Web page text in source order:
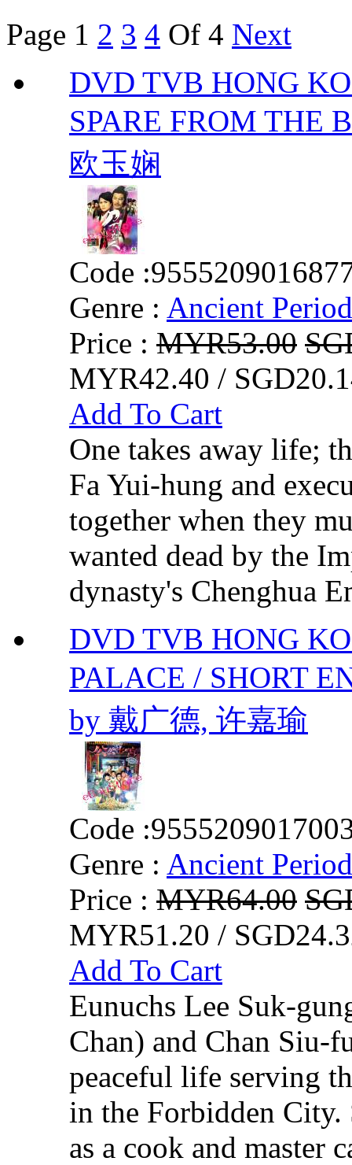
Page 1 2 3 4 Of 4 Next
DVD TVB HONG
SPARE FROM THE
欧玉娴
Code :
Genre : Ancient Period
Price : MYR53.00
MYR42.40 /
Add To Cart
One takes away life;
Fa Yui-hung and
together when they
wanted dead by the
dynasty's Chenghua
DVD TVB HONG
PALACE / SHORT
by 戴广德, 许嘉瑜
Code :
Genre : Ancient Period
Price : MYR64.00
MYR51.20 /
Add To Cart
Eunuchs Lee Suk-
Chan) and Chan Siu-
peaceful life serving
in the Forbidden
as a cook and master